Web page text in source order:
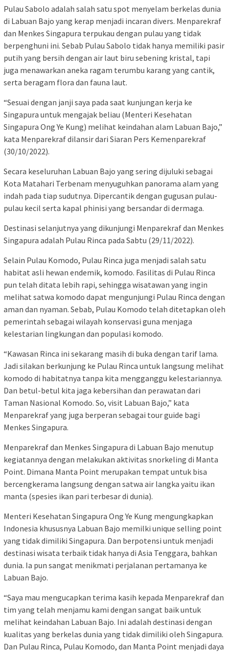
Pulau Sabolo adalah salah satu spot menyelam berkelas dunia
di Labuan Bajo yang kerap menjadi incaran divers. Menparekraf
dan Menkes Singapura terpukau dengan pulau yang tidak
berpenghuni ini. Sebab Pulau Sabolo tidak hanya memiliki pasir
putih yang bersih dengan air laut biru sebening kristal, tapi
juga menawarkan aneka ragam terumbu karang yang cantik,
serta beragam flora dan fauna laut.
“Sesuai dengan janji saya pada saat kunjungan kerja ke
Singapura untuk mengajak beliau (Menteri Kesehatan
Singapura Ong Ye Kung) melihat keindahan alam Labuan Bajo,”
kata Menparekraf dilansir dari Siaran Pers Kemenparekraf
(30/10/2022).
Secara keseluruhan Labuan Bajo yang sering dijuluki sebagai
Kota Matahari Terbenam menyuguhkan panorama alam yang
indah pada tiap sudutnya. Dipercantik dengan gugusan pulau-
pulau kecil serta kapal phinisi yang bersandar di dermaga.
Destinasi selanjutnya yang dikunjungi Menparekraf dan Menkes
Singapura adalah Pulau Rinca pada Sabtu (29/11/2022).
Selain Pulau Komodo, Pulau Rinca juga menjadi salah satu
habitat asli hewan endemik, komodo. Fasilitas di Pulau Rinca
pun telah ditata lebih rapi, sehingga wisatawan yang ingin
melihat satwa komodo dapat mengunjungi Pulau Rinca dengan
aman dan nyaman. Sebab, Pulau Komodo telah ditetapkan oleh
pemerintah sebagai wilayah konservasi guna menjaga
kelestarian lingkungan dan populasi komodo.
“Kawasan Rinca ini sekarang masih di buka dengan tarif lama.
Jadi silakan berkunjung ke Pulau Rinca untuk langsung melihat
komodo di habitatnya tanpa kita mengganggu kelestariannya.
Dan betul-betul kita jaga kebersihan dan perawatan dari
Taman Nasional Komodo. So, visit Labuan Bajo,” kata
Menparekraf yang juga berperan sebagai tour guide bagi
Menkes Singapura.
Menparekraf dan Menkes Singapura di Labuan Bajo menutup
kegiatannya dengan melakukan aktivitas snorkeling di Manta
Point. Dimana Manta Point merupakan tempat untuk bisa
bercengkerama langsung dengan satwa air langka yaitu ikan
manta (spesies ikan pari terbesar di dunia).
Menteri Kesehatan Singapura Ong Ye Kung mengungkapkan
Indonesia khususnya Labuan Bajo memilki unique selling point
yang tidak dimiliki Singapura. Dan berpotensi untuk menjadi
destinasi wisata terbaik tidak hanya di Asia Tenggara, bahkan
dunia. Ia pun sangat menikmati perjalanan pertamanya ke
Labuan Bajo.
“Saya mau mengucapkan terima kasih kepada Menparekraf dan
tim yang telah menjamu kami dengan sangat baik untuk
melihat keindahan Labuan Bajo. Ini adalah destinasi dengan
kualitas yang berkelas dunia yang tidak dimiliki oleh Singapura.
Dan Pulau Rinca, Pulau Komodo, dan Manta Point menjadi daya